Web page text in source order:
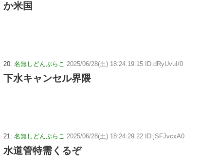
か米国
20: 名無しどんぶらこ 2025/06/28(土) 18:24:19.15 ID:dRyUvuI/0
下水キャンセル界隈
21: 名無しどんぶらこ 2025/06/28(土) 18:24:29.22 ID:jSFJvcxA0
水道管特需くるぞ